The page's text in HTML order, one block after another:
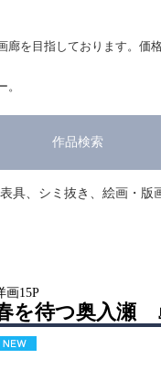
廊を目指しております。価
作品検索
具、シミ抜き、絵画・版
画15P
を待つ奥入瀬